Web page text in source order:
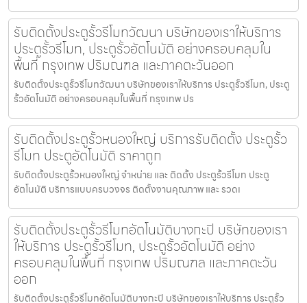
รับติดตั้งประตูรั้วรีโมทวัฒนา บริษัทของเราให้บริการ
ประตูรั้วรีโมท, ประตูรั้วอัตโนมัติ อย่างครอบคลุมใน
พื้นที่ กรุงเทพ ปริมณฑล และภาคตะวันออก
รับติดตั้งประตูรั้วรีโมทวัฒนา บริษัทของเราให้บริการ ประตูรั้วรีโมท, ประตู
รั้วอัตโนมัติ อย่างครอบคลุมในพื้นที่ กรุงเทพ ปร
รับติดตั้งประตูรั้วหนองใหญ่ บริการรับติดตั้ง ประตูรั้ว
รีโมท ประตูอัตโนมัติ ราคาถูก
รับติดตั้งประตูรั้วหนองใหญ่ จำหน่าย และ ติดตั้ง ประตูรั้วรีโมท ประตู
อัตโนมัติ บริการแบบครบวงจร ติดตั้งงานคุณภาพ และ รวดเ
รับติดตั้งประตูรั้วรีโมทอัตโนมัติบางกะปิ บริษัทของเรา
ให้บริการ ประตูรั้วรีโมท, ประตูรั้วอัตโนมัติ อย่าง
ครอบคลุมในพื้นที่ กรุงเทพ ปริมณฑล และภาคตะวัน
ออก
รับติดตั้งประตูรั้วรีโมทอัตโนมัติบางกะปิ บริษัทของเราให้บริการ ประตูรั้ว